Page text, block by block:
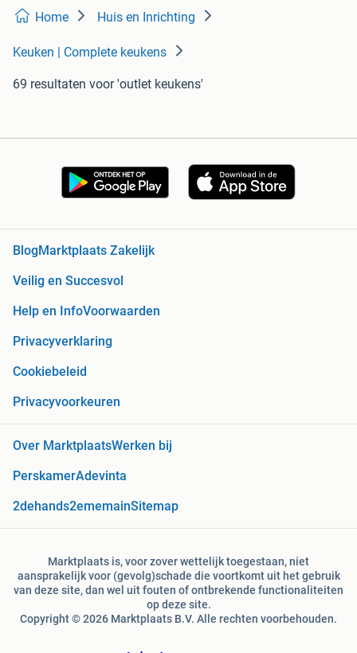
Home Huis en Inrichting
Keuken | Complete keukens
69 resultaten voor 'outlet keukens'
Blog Marktplaats Zakelijk
Veilig en Succesvol
Help en InfoVoorwaarden
Privacyverklaring
Cookiebeleid
Privacyvoorkeuren
Over MarktplaatsWerken bij
PerskamerAdevinta
2dehands2ememainSitemap
Marktplaats is, voor zover wettelijk toegestaan, niet
aansprakelijk voor (gevolg)schade die voortkomt uit het gebruik
van deze site, dan wel uit fouten of ontbrekende functionaliteiten
op deze site.
Copyright © 2026 Marktplaats B.V. Alle rechten voorbehouden.